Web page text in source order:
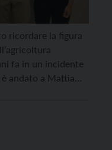
ricordare la figura
fa in un incidente
andato a Mattia